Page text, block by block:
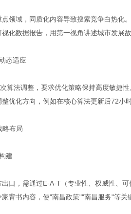
领域，同质化内容导致搜索竞争白热化
化数据报告，用第一视角讲述城市发展
态适应
算法调整，要求优化策略保持高度敏捷
优化方向，例如在核心算法更新后72小
略布局
建
口，需通过E-A-T（专业性、权威性、
背书内容，使"南昌政策""南昌服务"等关